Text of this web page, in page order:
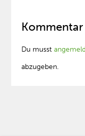
Du musst
abzugeben.